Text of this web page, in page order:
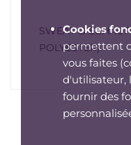
Cookies
permettent
vous faites
d'utilisateur,
fournir des
SWEAT
POLYESTER)